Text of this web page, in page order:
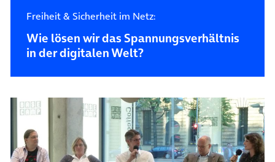
Freiheit & Sicherheit im Netz:
Wie lösen wir das Spannungsverhältnis
in der digitalen Welt?